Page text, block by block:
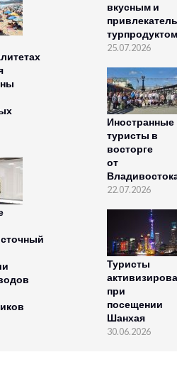
вкусным и
турпродуктом
25.07.2026
Иностранные
туристы в
восторге
от
22.07.2026
Туристы
при
посещении
Шанхая
30.06.2026